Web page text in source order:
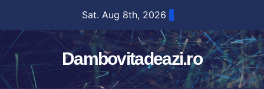
content
Sat. Aug 8th, 2026
Dambovitadeazi.ro